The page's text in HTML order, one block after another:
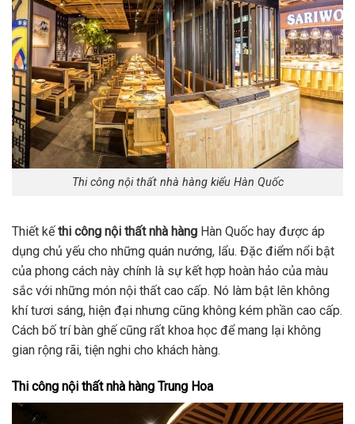
Thi công nội thất nhà hàng kiểu Hàn Quốc
Thiết kếthi công nội thất nhà hàng Hàn Quốc hay được áp
dụng chủ yếu cho những quán nướng, lẩu. Đặc điểm nổi bật
của phong cách này chính là sự kết hợp hoàn hảo của màu
sắc với những món nội thất cao cấp. Nó làm bật lên không
khí tươi sáng, hiện đại nhưng cũng không kém phần cao cấp.
Cách bố trí bàn ghế cũng rất khoa học để mang lại không
gian rộng rãi, tiện nghi cho khách hàng.
Thi công nội thất nhà hàng Trung Hoa